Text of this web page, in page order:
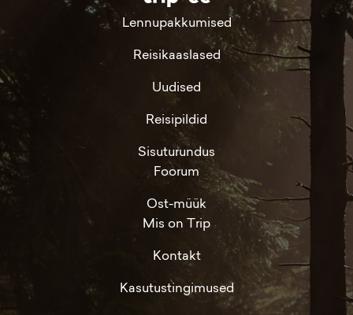
Lennupakkumised
Reisikaaslased
Uudised
Reisipildid
Sisuturundus
Foorum
Ost-müük
Mis on Trip
Kontakt
Kasutustingimused